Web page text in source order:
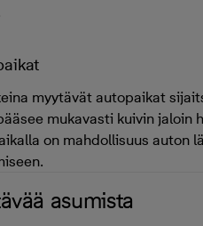
myytävät autopaikat
mukavasti kuivin jaloin
on mahdollisuus auton
asumista